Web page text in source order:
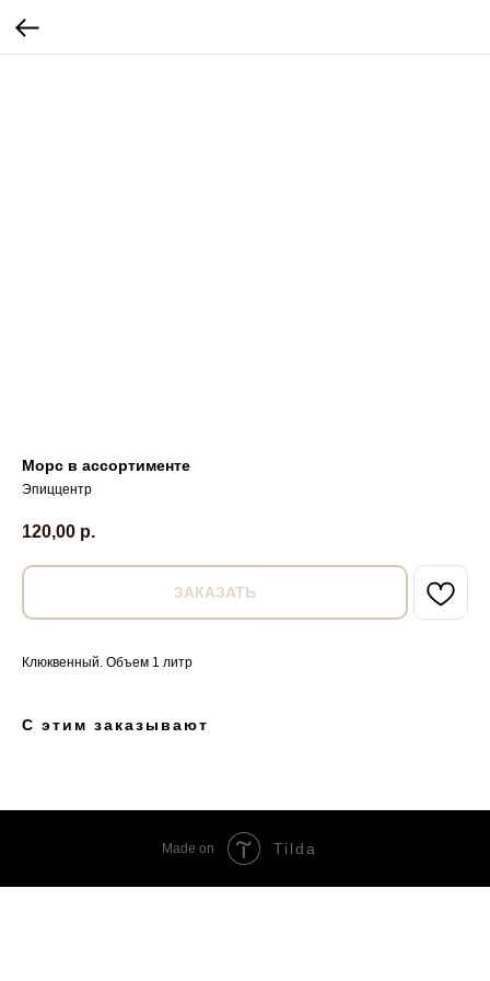
Морс в ассортименте
Эпиццентр
120,00 р.
ЗАКАЗАТЬ
Клюквенный. Объем 1 литр
С этим заказывают
Made on Tilda